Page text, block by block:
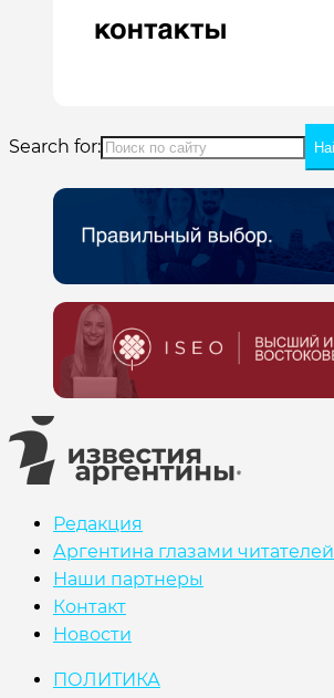
Search for:
Редакция
Аргентина глазами читателей
Наши партнеры
Контакт
Новости
ПОЛИТИКА